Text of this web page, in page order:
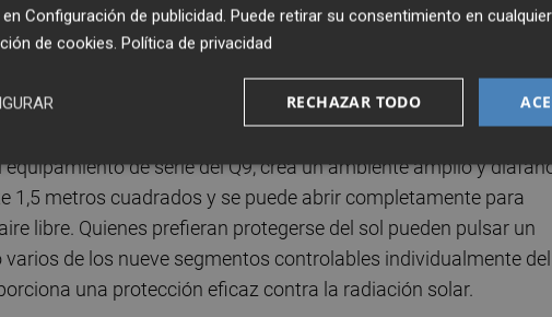
si no hay espacio suficiente para que se abra, lo que resulta
estrechas. Esta función también puede ayudar a mejorar la
u otros usuarios de la vía pública que se aproximan.
especial
de serie del Q9, crea un ambiente amplio y
1,5 metros cuadrados y se puede abrir completamente para
libre. Quienes prefieran protegerse del sol pueden pulsar un
de los nueve segmentos controlables individualmente del
una protección eficaz contra la radiación solar.
Configuración de publicidad. Puede retirar su consentimiento en
de cookies. Política de privacidad
RECHAZAR TODO